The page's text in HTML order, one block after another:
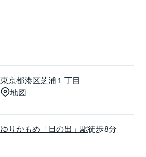
東京都港区芝浦１丁目
地図
ゆりかもめ 「日の出」駅徒歩8分